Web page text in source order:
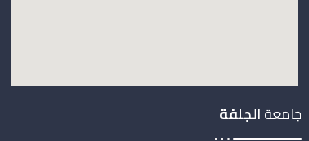
جامعةالجلفة